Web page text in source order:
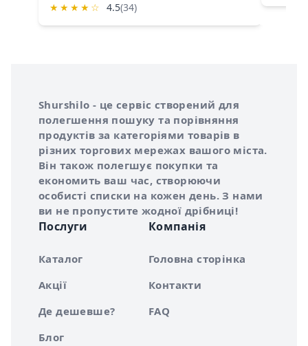
★ ★ ★ ★ ☆ 4.5(34)
Про сервіс Shurshilo
Shurshilo - це сервіс створений для
полегшення пошуку та порівняння
продуктів за категоріями товарів в
різних торгових мережах вашого міста.
Він також полегшує покупки та
економить ваш час, створюючи
особисті списки на кожен день. З нами
ви не пропустите жодної дрібниці!
Послуги
Каталог
Акції
Де дешевше?
Блог
Компанія
Головна сторінка
Контакти
FAQ